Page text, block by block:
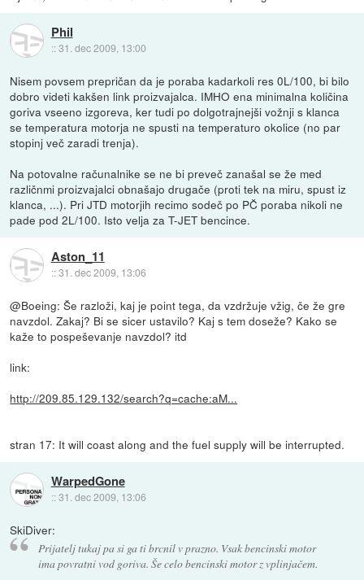
Phil
::31. dec 2009, 13:00
Nisem povsem prepričan da je poraba kadarkoli res 0L/100, bi bilo
dobro videti kakšen link proizvajalca. IMHO ena minimalna količina
goriva vseeno izgoreva, ker tudi po dolgotrajnejši vožnji s klanca
se temperatura motorja ne spusti na temperaturo okolice (no par
stopinj več zaradi trenja).
Na potovalne računalnike se ne bi preveč zanašal se že med
različnmi proizvajalci obnašajo drugače (proti tek na miru, spust iz
klanca, ...). Pri JTD motorjih recimo sodeč po PČ poraba nikoli ne
pade pod 2L/100. Isto velja za T-JET bencince.
Aston_11
::31. dec 2009, 13:06
@Boeing: Še razloži, kaj je point tega, da vzdržuje vžig, če že gre
navzdol. Zakaj? Bi se sicer ustavilo? Kaj s tem doseže? Kako se
kaže to pospeševanje navzdol? itd
link:
http://209.85.129.132/search?q=cache:aM...
stran 17: It will coast along and the fuel supply will be interrupted.
WarpedGone
::31. dec 2009, 13:06
SkiDiver:
Prijatelj tukaj pa si ga ti brcnil v prazno. Vsak bencinski motor
ima povratni vod goriva. Še celo bencinski motor z vplinjačem.